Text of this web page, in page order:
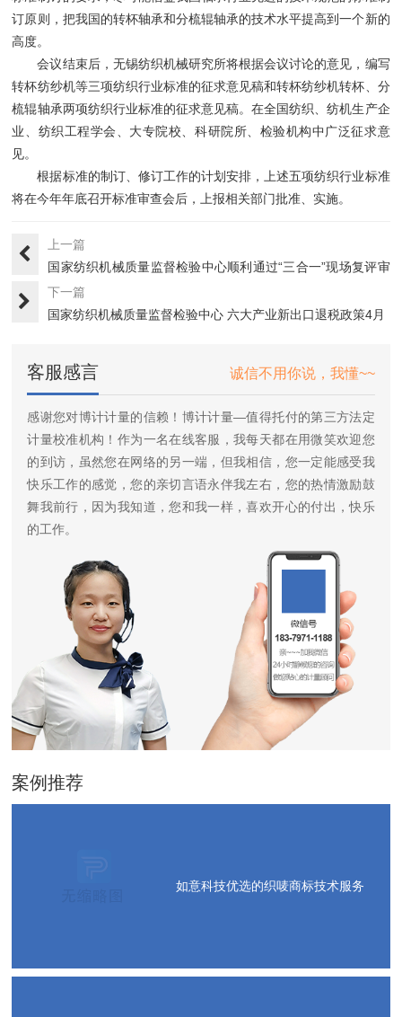
订原则，把我国的转杯轴承和分梳辊轴承的技术水平提高到一个新的
高度。
会议结束后，无锡纺织机械研究所将根据会议讨论的意见，编写
转杯纺纱机等三项纺织行业标准的征求意见稿和转杯纺纱机转杯、分
梳辊轴承两项纺织行业标准的征求意见稿。在全国纺织、纺机生产企
业、纺织工程学会、大专院校、科研院所、检验机构中广泛征求意
见。
根据标准的制订、修订工作的计划安排，上述五项纺织行业标准
将在今年年底召开标准审查会后，上报相关部门批准、实施。
上一篇
国家纺织机械质量监督检验中心顺利通过“三合一”现场复评审
和扩···
下一篇
国家纺织机械质量监督检验中心 六大产业新出口退税政策4月
客服感言 诚信不用你说，我懂~~
感谢您对博计计量的信赖！博计计量—值得托付的第三方法定
计量校准机构！作为一名在线客服，我每天都在用微笑欢迎您
的到访，虽然您在网络的另一端，但我相信，您一定能感受我
快乐工作的感觉，您的亲切言语永伴我左右，您的热情激励鼓
舞我前行，因为我知道，您和我一样，喜欢开心的付出，快乐
的工作。
案例推荐
如意科技优选的织唛商标技术服务